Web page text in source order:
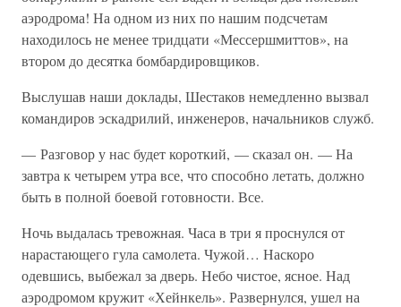
аэродрома! На одном из них по нашим подсчетам
находилось не менее тридцати «Мессершмиттов», на
втором до десятка бомбардировщиков.
Выслушав наши доклады, Шестаков немедленно вызвал
командиров эскадрилий, инженеров, начальников служб.
— Разговор у нас будет короткий, — сказал он. — На
завтра к четырем утра все, что способно летать, должно
быть в полной боевой готовности. Все.
Ночь выдалась тревожная. Часа в три я проснулся от
нарастающего гула самолета. Чужой… Наскоро
одевшись, выбежал за дверь. Небо чистое, ясное. Над
аэродромом кружит «Хейнкель». Развернулся, ушел на